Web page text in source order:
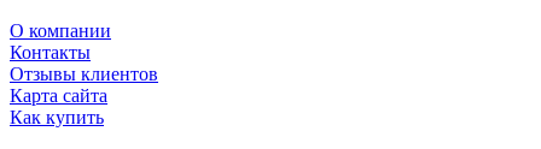
О компании
Контакты
Отзывы клиентов
Карта сайта
Как купить